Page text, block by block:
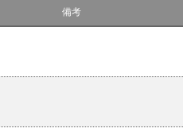
備考